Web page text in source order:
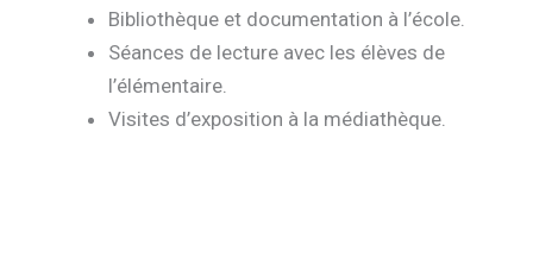
Bibliothèque et documentation à l’école.
Séances de lecture avec les élèves de
l’élémentaire.
Visites d’exposition à la médiathèque.